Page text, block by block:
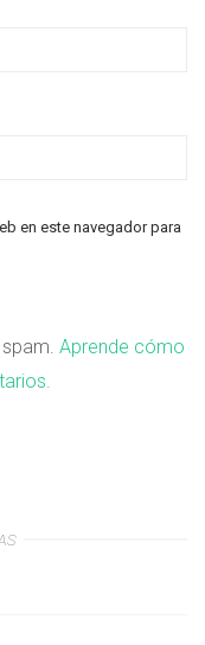
en este navegador para
Aprende cómo